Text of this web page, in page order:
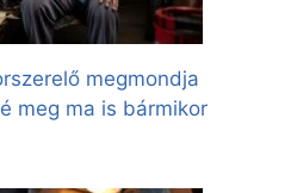
megmondja
meg ma is bármikor